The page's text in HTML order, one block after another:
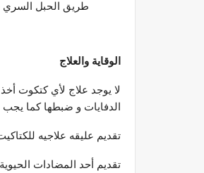
طريق الحبل السري
الوقاية والعلاج
لا يوجد علاج لأي كتكوت
الدفايات و ضبطها كما يجب
تقديم عليقه علاجيه